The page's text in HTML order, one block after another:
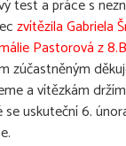
test a práce s
zvítězila Gabriela
Pastorová z
zúčastněným
a vítězkám
uskuteční 6.